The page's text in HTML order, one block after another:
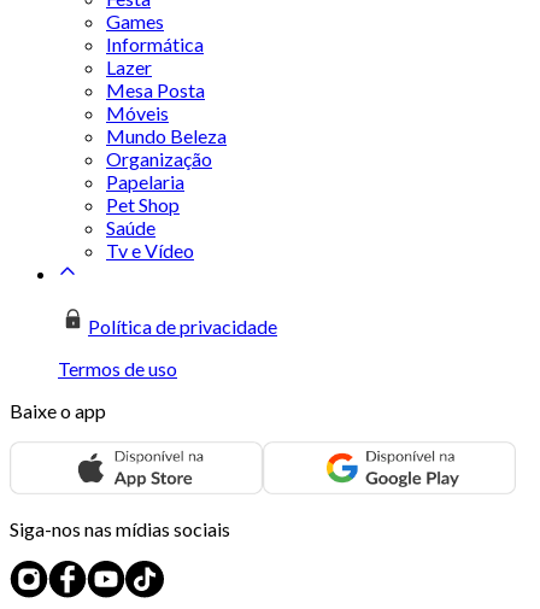
Games
Informática
Lazer
Mesa Posta
Móveis
Mundo Beleza
Organização
Papelaria
Pet Shop
Saúde
Tv e Vídeo
Política de privacidade
Termos de uso
Baixe o app
Siga-nos nas mídias sociais